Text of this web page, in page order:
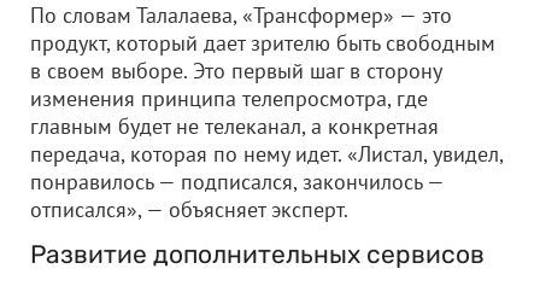
По словам Талалаева, «Трансформер» — это
продукт, который дает зрителю быть свободным
в своем выборе. Это первый шаг в сторону
изменения принципа телепросмотра, где
главным будет не телеканал, а конкретная
передача, которая по нему идет. «Листал, увидел,
понравилось — подписался, закончилось —
отписался», — объясняет эксперт.
Развитие дополнительных сервисов